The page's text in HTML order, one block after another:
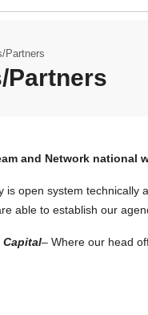
Partners
Partners
and Network national
is open system technically
able to establish our
Capital– Where our head